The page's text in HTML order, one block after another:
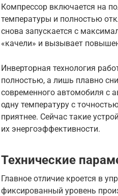
Компрессор включается на
температуры и полностью
снова запускается с
«качели» и вызывает
Инверторная технология
полностью, а лишь плавно
современного автомобиля с
одну температуру с
приятнее. Сейчас такие
их энергоэффективности.
Технические
Главное отличие кроется в
фиксированный уровень